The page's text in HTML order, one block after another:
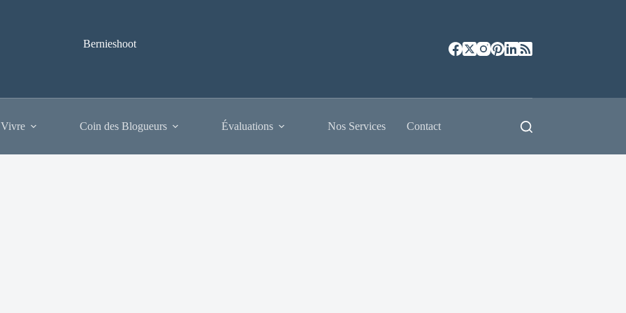
Bernieshoot
Coin des Blogueurs Évaluations Nos Services Contact